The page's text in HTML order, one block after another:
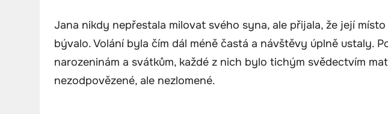
Jana nikdy nepřestala milovat svého syna, ale přijala, že její
bývalo. Volání byla čím dál méně častá a návštěvy úplně ustaly.
narozeninám a svátkům, každé z nich bylo tichým svědectvím
nezodpovězené, ale nezlomené.